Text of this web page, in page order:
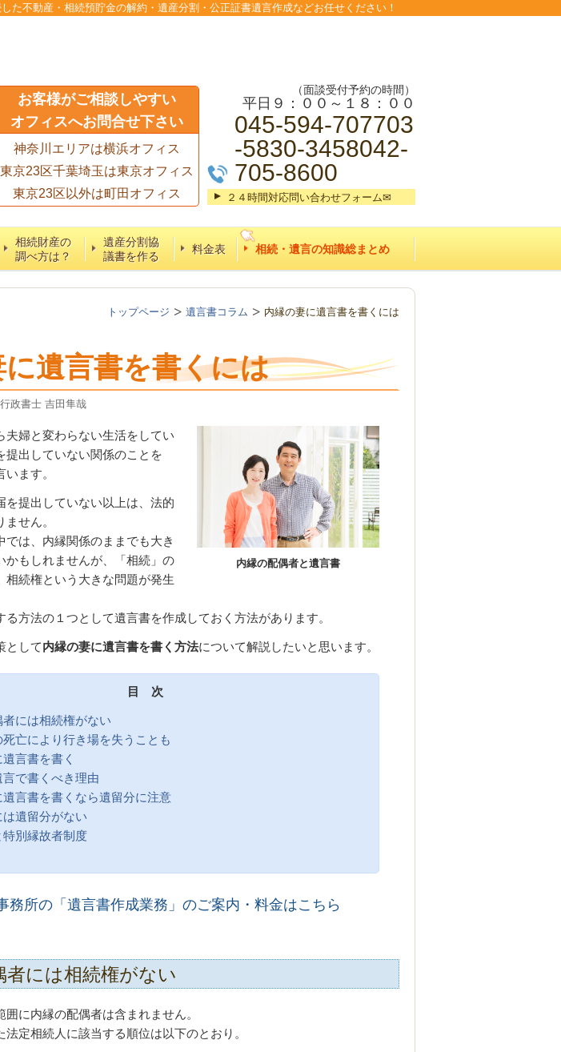
不動産・相続預貯金の解約・遺産分割・公正証書遺言作成などお任せください！
お客様がご相談しやすい
オフィスへお問合せ下さい
神奈川エリアは横浜オフィス
東京23区千葉埼玉は東京オフィス
東京23区以外は町田オフィス
（面談受付予約の時間）
平日９：００～１８：００
045-594-707703
-5830-3458042-
705-8600
２４時間対応問い合わせフォーム✉
相続財産の
調べ方は？
遺産分割協
議書を作る
料金表 相続・遺言の知識総まとめ
トップページ 遺言書コラム 内縁の妻に遺言書を書くには
に遺言書を書くには
政書士 吉田隼哉
内縁の配偶者と遺言書
婦と変わらない生活をしてい
提出していない関係のことを
います。
を提出していない以上は、法的
せん。
では、内縁関係のままでも大き
かもしれませんが、「相続」の
相続権という大きな問題が発生
る方法の１つとして遺言書を作成しておく方法があります。
として内縁の妻に遺言書を書く方法について解説したいと思います。
目 次
者には相続権がない
亡により行き場を失うことも
言書を書く
で書くべき理由
遺言書を書くなら遺留分に注意
は遺留分がない
特別縁故者制度
務所の「遺言書作成業務」のご案内・料金はこちら
者には相続権がない
に内縁の配偶者は含まれません。
法定相続人に該当する順位は以下のとおり。